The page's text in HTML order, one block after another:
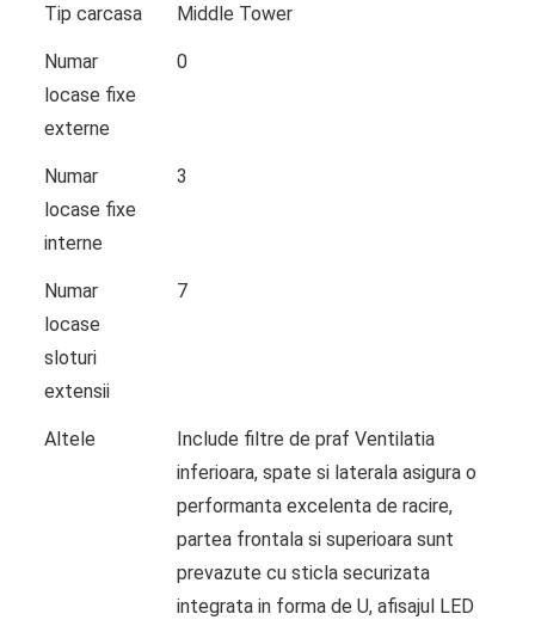
Tip carcasa Middle Tower
Numar
locase fixe
externe
0
Numar
locase fixe
interne
3
Numar
locase
sloturi
extensii
7
Altele
Include filtre de praf Ventilatia
inferioara, spate si laterala asigura o
performanta excelenta de racire,
partea frontala si superioara sunt
prevazute cu sticla securizata
integrata in forma de U, afisajul LED